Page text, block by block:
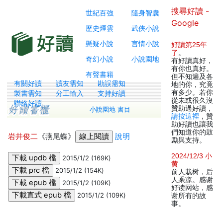
世紀百強
隨身智囊
歷史煙雲
武俠小說
懸疑小說
言情小說
奇幻小說
小說園地
有聲書籍
有關好讀 讀友需知
勘誤需知
製書需知
分工輸入
支持好讀
聯絡好讀
小說園地 書目
岩井俊二 《燕尾蝶》 說明
2015/1/2 (169K)
2015/1/2 (154K)
2015/1/2 (109K)
2015/1/2 (109K)
搜尋好讀 -
Google
好讀第25年
了 。
有好讀真好，
有你也真好。
但不知遍及各
地的你，究竟
有多少。若你
從未或很久沒
贊助過好讀，
請按這裡 ，贊
助好讀也讓我
們知道你的鼓
勵與支持。
2024/12/3 小
黄
前人栽树，后
人乘凉。感谢
好读网站，感
谢所有的故
事。